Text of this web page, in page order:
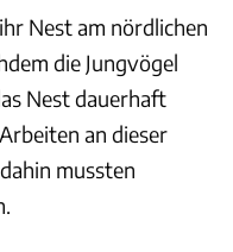
Nest am nördlichen
die Jungvögel
Nest dauerhaft
an dieser
mussten